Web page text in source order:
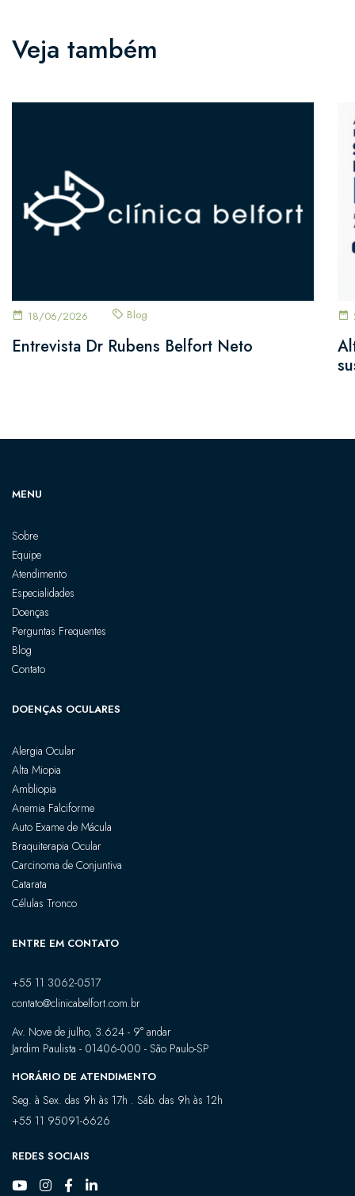
Veja também
18/06/2026 Blog
Entrevista Dr Rubens Belfort Neto
MENU
Sobre
Equipe
Atendimento
Especialidades
Doenças
Perguntas Frequentes
Blog
Contato
DOENÇAS OCULARES
Alergia Ocular
Alta Miopia
Ambliopia
Anemia Falciforme
Auto Exame de Mácula
Braquiterapia Ocular
Carcinoma de Conjuntiva
Catarata
Células Tronco
ENTRE EM CONTATO
+55 11 3062-0517
contato@clinicabelfort.com.br
Av. Nove de julho, 3.624 - 9° andar
Jardim Paulista - 01406-000 - São Paulo-SP
HORÁRIO DE ATENDIMENTO
Seg. à Sex. das 9h às 17h . Sáb. das 9h às 12h
+55 11 95091-6626
REDES SOCIAIS